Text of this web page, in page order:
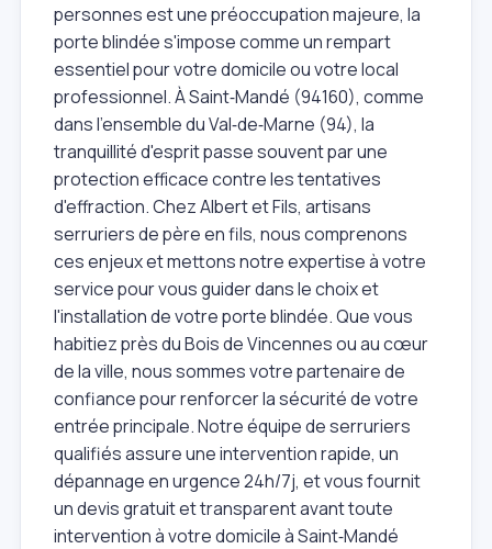
personnes est une préoccupation majeure, la
porte blindée s'impose comme un rempart
essentiel pour votre domicile ou votre local
professionnel. À Saint‑Mandé (94160), comme
dans l'ensemble du Val‑de‑Marne (94), la
tranquillité d'esprit passe souvent par une
protection efficace contre les tentatives
d'effraction. Chez Albert et Fils, artisans
serruriers de père en fils, nous comprenons
ces enjeux et mettons notre expertise à votre
service pour vous guider dans le choix et
l'installation de votre porte blindée. Que vous
habitiez près du Bois de Vincennes ou au cœur
de la ville, nous sommes votre partenaire de
confiance pour renforcer la sécurité de votre
entrée principale. Notre équipe de serruriers
qualifiés assure une intervention rapide, un
dépannage en urgence 24h/7j, et vous fournit
un devis gratuit et transparent avant toute
intervention à votre domicile à Saint‑Mandé